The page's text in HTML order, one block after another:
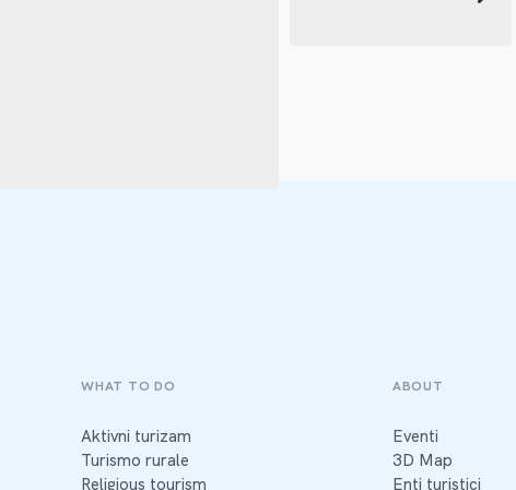
WHAT TO DO
Aktivni turizam
Turismo rurale
Religious tourism
ABOUT
Eventi
3D Map
Enti turistici